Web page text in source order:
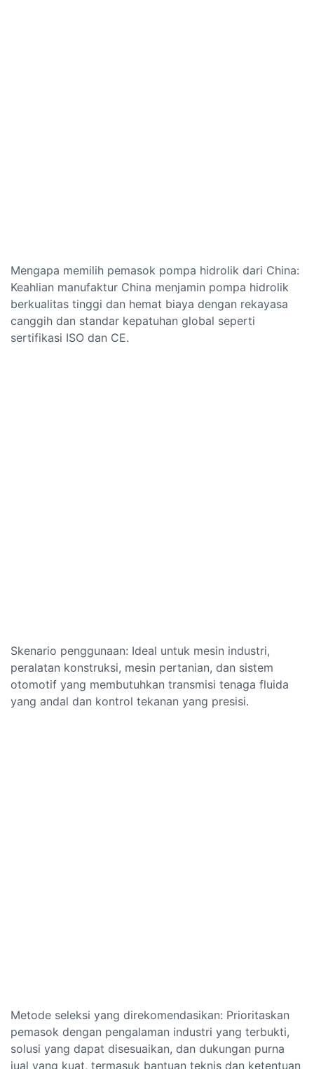
Mengapa memilih pemasok pompa hidrolik dari China:
Keahlian manufaktur China menjamin pompa hidrolik
berkualitas tinggi dan hemat biaya dengan rekayasa
canggih dan standar kepatuhan global seperti
sertifikasi ISO dan CE.
Skenario penggunaan: Ideal untuk mesin industri,
peralatan konstruksi, mesin pertanian, dan sistem
otomotif yang membutuhkan transmisi tenaga fluida
yang andal dan kontrol tekanan yang presisi.
Metode seleksi yang direkomendasikan: Prioritaskan
pemasok dengan pengalaman industri yang terbukti,
solusi yang dapat disesuaikan, dan dukungan purna
jual yang kuat, termasuk bantuan teknis dan ketentuan